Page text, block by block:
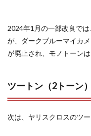
2024年1月の一部改良で
が、ダークブルーマイカ
が廃止され、モノトーンは
ツートン（2トーン）
次は、ヤリスクロスのツ